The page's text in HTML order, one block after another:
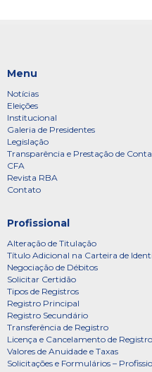
Menu
Notícias
Eleições
Institucional
Galeria de Presidentes
Legislação
Transparência e Prestação de
CFA
Revista RBA
Contato
Profissional
Alteração de Titulação
Título Adicional na Carteira de
Negociação de Débitos
Solicitar Certidão
Tipos de Registros
Registro Principal
Registro Secundário
Transferência de Registro
Licença e Cancelamento de Registro
Valores de Anuidade e Taxas
Solicitações e Formulários –